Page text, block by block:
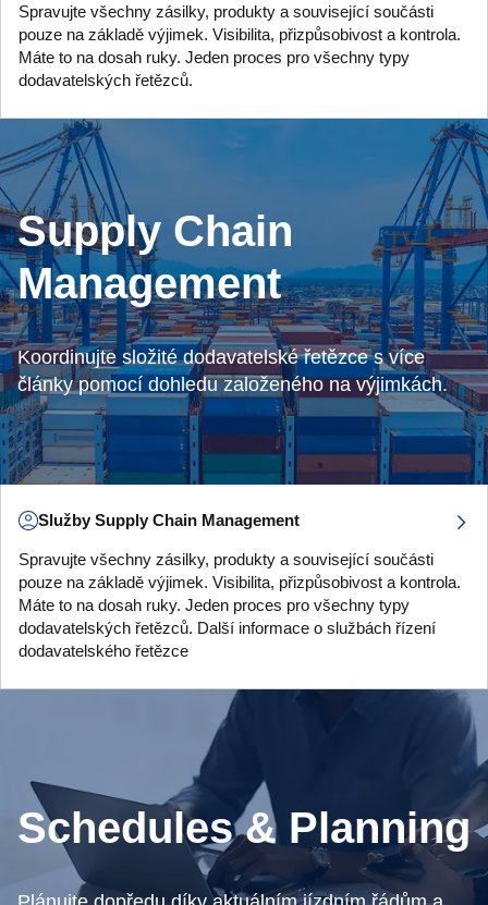
Spravujte všechny zásilky, produkty a související součásti
pouze na základě výjimek. Visibilita, přizpůsobivost a kontrola.
Máte to na dosah ruky. Jeden proces pro všechny typy
dodavatelských řetězců.
Supply Chain
Management
Koordinujte složité dodavatelské řetězce s více
články pomocí dohledu založeného na výjimkách.
Služby Supply Chain Management
Spravujte všechny zásilky, produkty a související součásti
pouze na základě výjimek. Visibilita, přizpůsobivost a kontrola.
Máte to na dosah ruky. Jeden proces pro všechny typy
dodavatelských řetězců. Další informace o službách řízení
dodavatelského řetězce
Schedules & Planning